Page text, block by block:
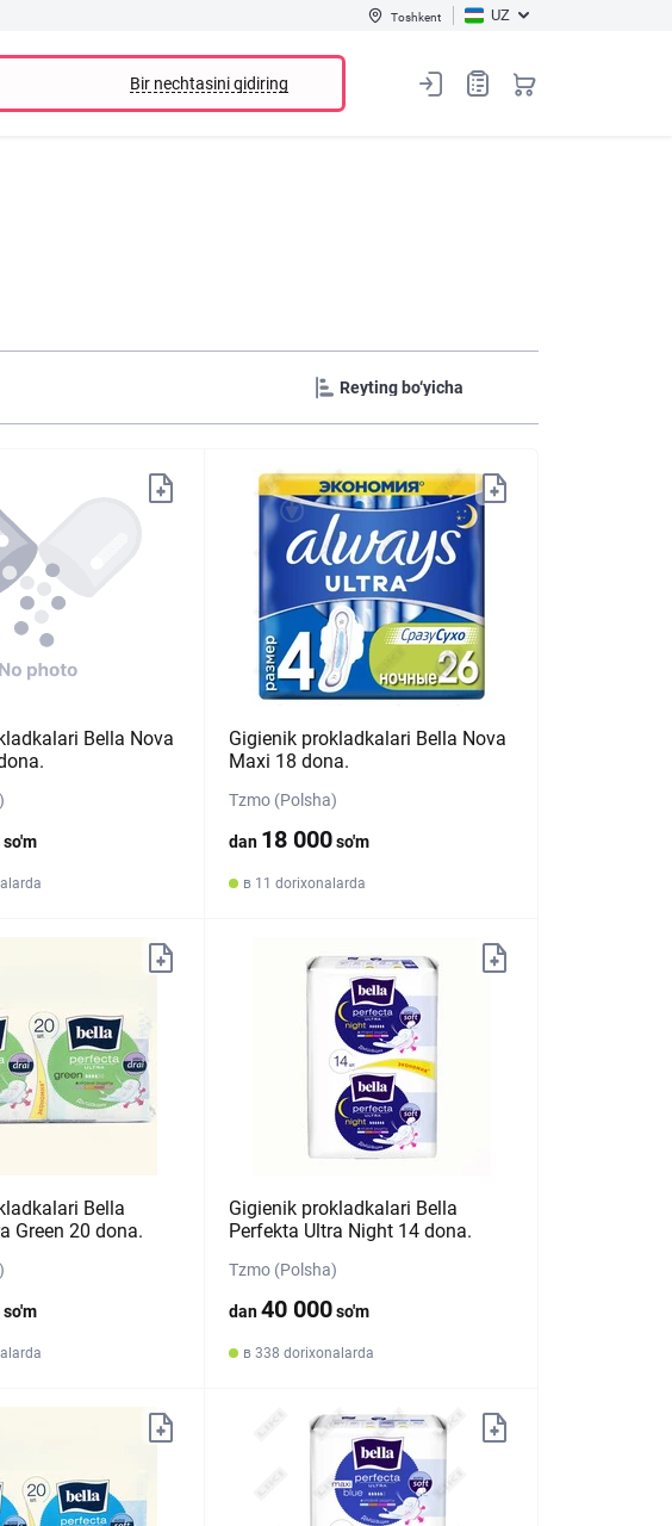
Toshkent UZ
Bir nechtasini qidiring
Bella Nova
so'm
Gigienik prokladkalari Bella Nova
Maxi 18 dona.
Tzmo (Polsha)
dan 18 000so'm
в 11 dorixonalarda
Bella
Green 20 dona.
so'm
Gigienik prokladkalari Bella
Perfekta Ultra Night 14 dona.
Tzmo (Polsha)
dan40 000so'm
в 338 dorixonalarda